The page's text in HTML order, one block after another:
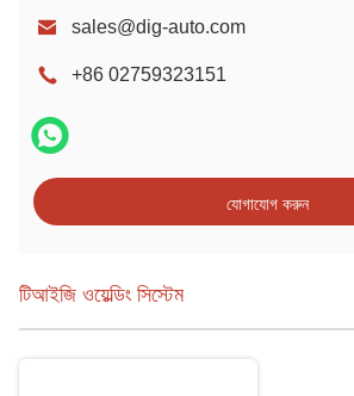
sales@dig-auto.com
+86 02759323151
যোগাযোগ করুন
টিআইজি ওয়েল্ডিং সিস্টেম